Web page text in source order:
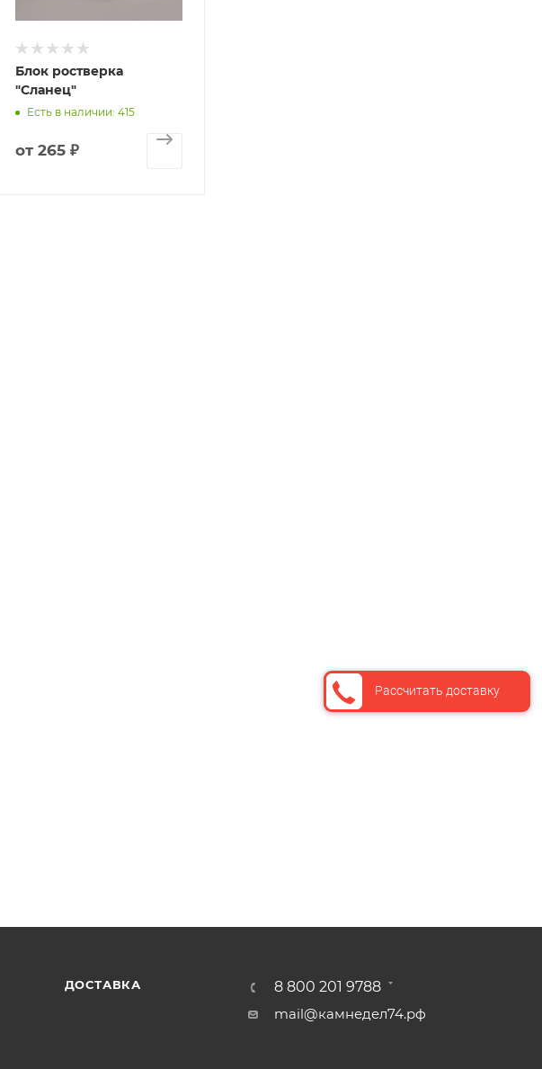
Блок ростверка
"Сланец"
Есть в наличии: 415
от265 ₽
ДОСТАВКА
8 800 201 9788
mail@камнедел74.рф
Рассчитать доставку